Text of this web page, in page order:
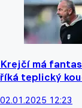
Krejčí má
říká teplický
02.01.2025 12:23